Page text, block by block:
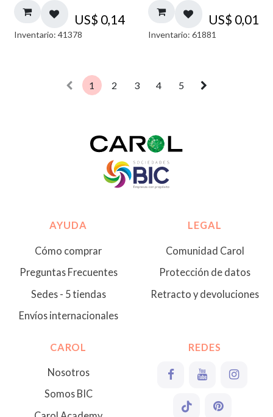
US$ 0,14
Inventario: 41378
US$ 0,01
Inventario: 61881
1 2 3 4 5
AYUDA
Cómo comprar
Preguntas Frecuentes
Sedes - 5 tiendas
Envíos internacionales
LEGAL
Comunidad Carol
Protección de datos
Retracto y devoluciones
CAROL
Nosotros
Somos BIC
REDES